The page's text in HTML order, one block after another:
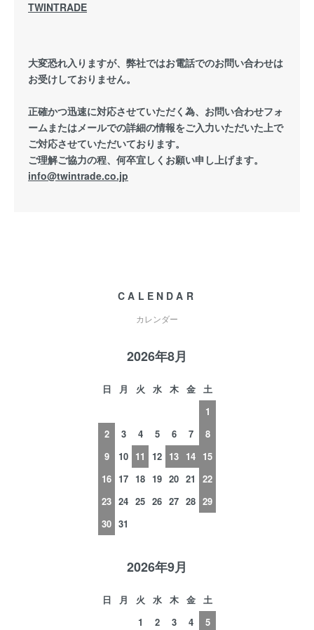
TWINTRADE
大変恐れ入りますが、弊社ではお電話でのお問い合わせは
お受けしておりません。
正確かつ迅速に対応させていただく為、お問い合わせフォ
ームまたはメールでの詳細の情報をご入力いただいた上で
ご対応させていただいております。
ご理解ご協力の程、何卒宜しくお願い申し上げます。
info@twintrade.co.jp
CALENDAR
カレンダー
2026年8月
日 月 火 水 木 金
土
1
2
3 4 5 6 7
8
9
10 11 12 13 14 15
16 17 18 19 20 21
22
23 24 25 26 27 28 29
30 31
2026年9月
日 月 火 水 木 金
土
1
2 3 4
5